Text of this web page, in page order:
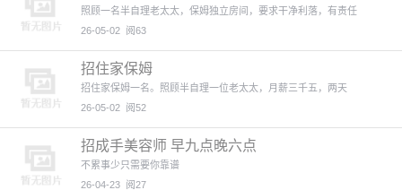
照顾一名半自理老太太，保姆独立房间，要求干净利落，有责任
26-05-02 阅63
招住家保姆
招住家保姆一名。照顾半自理一位老太太，月薪三千五，两天
26-05-02 阅52
招成手美容师 早九点晚六点
不累事少只需要你靠谱
26-04-23 阅27